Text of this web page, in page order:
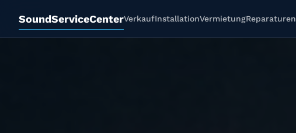
SoundServiceCenterVerkaufInstallationVermietungReparaturen